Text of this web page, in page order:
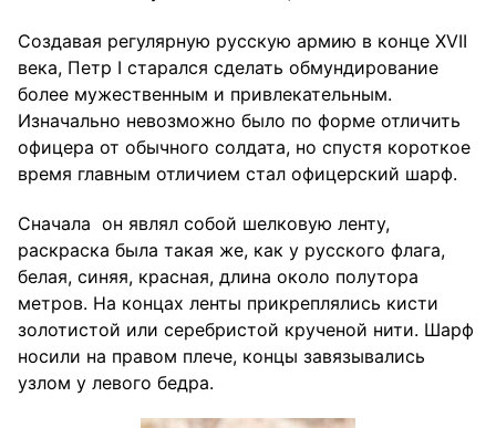
Создавая регулярную русскую армию в конце XVII
века, Петр I старался сделать обмундирование
более мужественным и привлекательным.
Изначально невозможно было по форме отличить
офицера от обычного солдата, но спустя короткое
время главным отличием стал офицерский шарф.
Сначала он являл собой шелковую ленту,
раскраска была такая же, как у русского флага,
белая, синяя, красная, длина около полутора
метров. На концах ленты прикреплялись кисти
золотистой или серебристой крученой нити. Шарф
носили на правом плече, концы завязывались
узлом у левого бедра.